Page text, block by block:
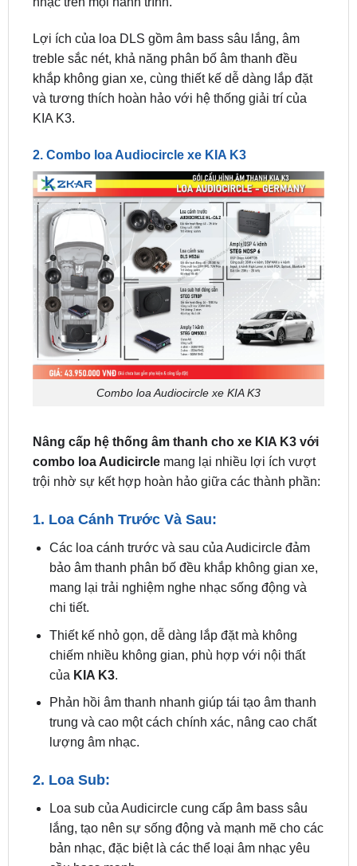
khắp không gian xe, cùng thiết kế dễ dàng lắp đặt
và tương thích hoàn hảo với hệ thống giải trí của
KIA K3.
2. Combo loa Audiocircle xe KIA K3
Combo loa Audiocircle xe KIA K3
Nâng cấp hệ thống âm thanh cho xe KIA K3 với
trội nhờ sự kết hợp hoàn hảo giữa các thành phần:
1. Loa Cánh Trước Và Sau:
bảo âm thanh phân bố đều khắp không gian xe,
mang lại trải nghiệm nghe nhạc sống động và
chi tiết.
Thiết kế nhỏ gọn, dễ dàng lắp đặt mà không
chiếm nhiều không gian, phù hợp với nội thất
củaKIA K3.
Phản hồi âm thanh nhanh giúp tái tạo âm thanh
trung và cao một cách chính xác, nâng cao chất
lượng âm nhạc.
2. Loa Sub:
lắng, tạo nên sự sống động và mạnh mẽ cho các
bản nhạc, đặc biệt là các thể loại âm nhạc yêu
cầu bass mạnh.
Giúp cân bằng tổng thể hệ thống âm thanh, làm